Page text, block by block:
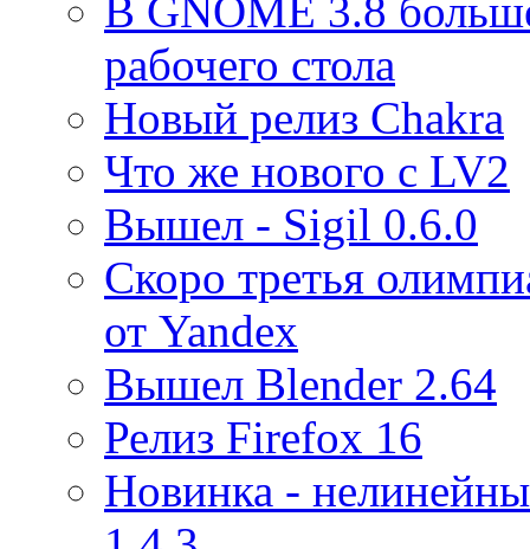
В GNOME 3.8
рабочего стола
Новый релиз Chakra
Что же нового с LV2
Вышел - Sigil 0.6.0
Скоро третья
от Yandex
Вышел Blender 2.64
Релиз Firefox 16
Новинка -